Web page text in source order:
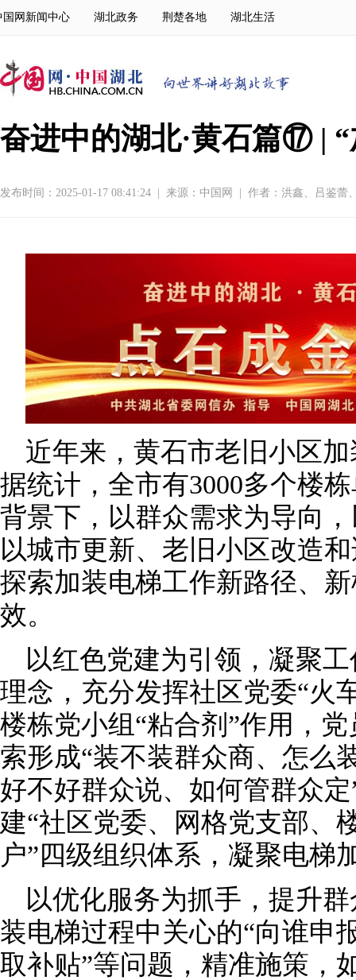
国网新闻中心 湖北政务 荆楚各地 湖北生活
奋进中的湖北·黄石篇⑰ |
发布时间：2025-01-17 08:41:24 来源： 中国网 作者：洪鑫、吕鉴蕾
近年来，黄石市老旧小区
据统计，全市有3000多个楼
背景下，以群众需求为导向
以城市更新、老旧小区改造
探索加装电梯工作新路径、
效。
以红色党建为引领，凝聚
理念，充分发挥社区党委“火
楼栋党小组“粘合剂”作用，
索形成“装不装群众商、怎么
好不好群众说、如何管群众
建“社区党委、网格党支部、
户”四级组织体系，凝聚电梯
以优化服务为抓手，提升
装电梯过程中关心的“向谁申
取补贴”等问题，精准施策，